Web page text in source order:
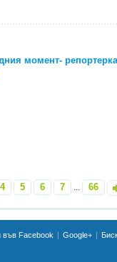
момент-
4 5 6 7 ... 66»
във Facebook Google+